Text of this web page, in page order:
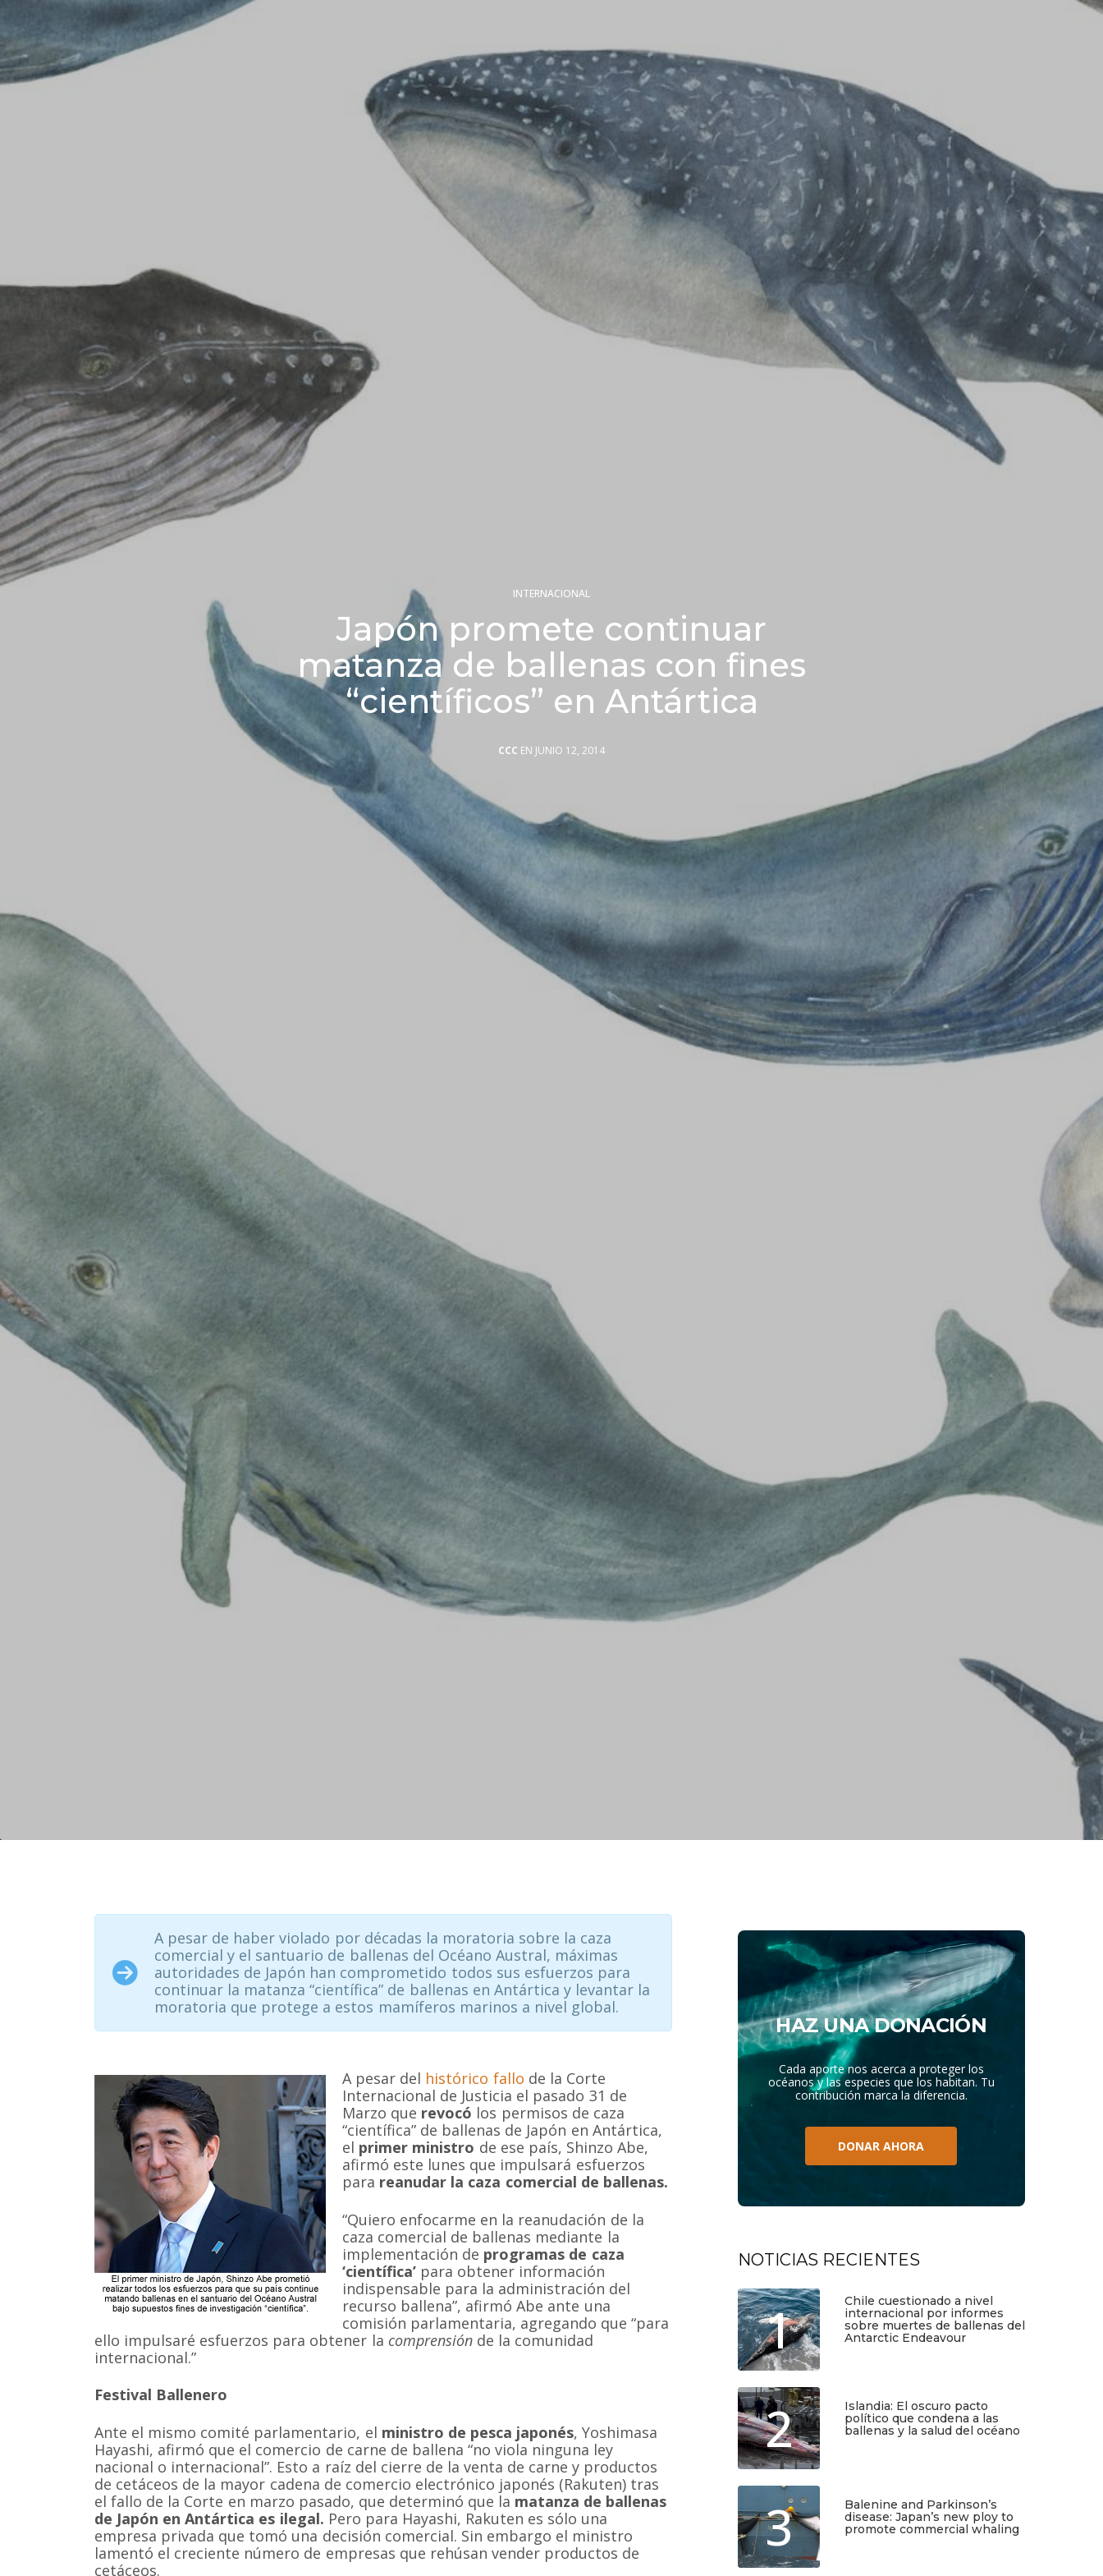
INTERNACIONAL
Japón promete continuar
matanza de ballenas con fines
“científicos” en Antártica
CCC EN JUNIO 12, 2014
A pesar de haber violado por décadas la moratoria sobre la caza
comercial y el santuario de ballenas del Océano Austral, máximas
autoridades de Japón han comprometido todos sus esfuerzos para
continuar la matanza “científica” de ballenas en Antártica y levantar la
moratoria que protege a estos mamíferos marinos a nivel global.
A pesar del histórico fallo de la Corte
Internacional de Justicia el pasado 31 de
Marzo que revocó los permisos de caza
“científica” de ballenas de Japón en Antártica,
el primer ministro de ese país, Shinzo Abe,
afirmó este lunes que impulsará esfuerzos
para reanudar la caza comercial de ballenas.
“Quiero enfocarme en la reanudación de la
caza comercial de ballenas mediante la
implementación de programas de caza
‘científica’ para obtener información
indispensable para la administración del
recurso ballena”, afirmó Abe ante una
comisión parlamentaria, agregando que “para
ello impulsaré esfuerzos para obtener la comprensiónde la comunidad
internacional.”
Festival Ballenero
Ante el mismo comité parlamentario, el ministro de pesca japonés, Yoshimasa
Hayashi, afirmó que el comercio de carne de ballena “no viola ninguna ley
nacional o internacional”. Esto a raíz del cierre de la venta de carne y productos
de cetáceos de la mayor cadena de comercio electrónico japonés (Rakuten) tras
el fallo de la Corte en marzo pasado, que determinó que la matanza de ballenas
de Japón en Antártica es ilegal. Pero para Hayashi, Rakuten es sólo una
empresa privada que tomó una decisión comercial. Sin embargo el ministro
lamentó el creciente número de empresas que rehúsan vender productos de
cetáceos.
HAZ UNA DONACIÓN
Cada aporte nos acerca a proteger los
océanos y las especies que los habitan. Tu
contribución marca la diferencia.
DONAR AHORA
NOTICIAS RECIENTES
1
Chile cuestionado a nivel
internacional por informes
sobre muertes de ballenas del
Antarctic Endeavour
2
Islandia: El oscuro pacto
político que condena a las
ballenas y la salud del océano
3
Balenine and Parkinson’s
disease: Japan’s new ploy to
promote commercial whaling